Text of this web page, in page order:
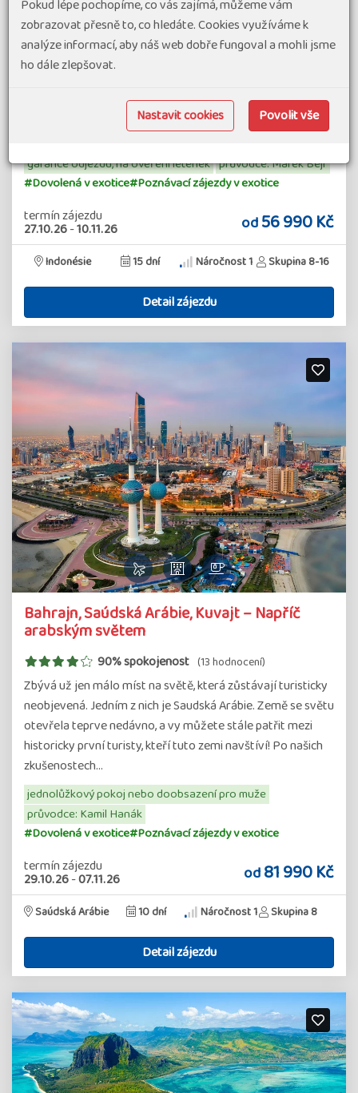
94% spokojenost (41 hodnocení)
Malebná rýžová políčka, městečka s uměleckými dílnami,
krásné tanečnice, chrámové slavnosti, desetitisíce
hinduistických chrámů, azurové moře, bílé pláže, sopky,
okouzlující a milí lidé - ano, to je Bali, nejznámější ostrov
Indonésie plný legend,…
garance odjezdu, na ověření letenek průvodce: Marek Bejr
#Dovolená v exotice#Poznávací zájezdy v exotice
termín zájezdu
27.10.26-10.11.26 od56 990 Kč
Indonésie 15 dní Náročnost 1 Skupina 8-16
Detail zájezdu
Bahrajn, Saúdská Arábie, Kuvajt – Napříč
arabským světem
90% spokojenost (13 hodnocení)
Zbývá už jen málo míst na světě, která zůstávají turisticky
neobjevená. Jedním z nich je Saudská Arábie. Země se světu
otevřela teprve nedávno, a vy můžete stále patřit mezi
historicky první turisty, kteří tuto zemi navštíví! Po našich
zkušenostech…
jednolůžkový pokoj nebo doobsazení pro muže
průvodce: Kamil Hanák
#Dovolená v exotice#Poznávací zájezdy v exotice
termín zájezdu
29.10.26-07.11.26 od81 990 Kč
Saúdská Arábie 10 dní Náročnost 1 Skupina 8
Detail zájezdu
Pokud lépe pochopíme, co vás zajímá, můžeme vám
zobrazovat přesně to, co hledáte. Cookies využíváme k
analýze informací, aby náš web dobře fungoval a mohli jsme
ho dále zlepšovat.
Nastavit cookies Povolit vše